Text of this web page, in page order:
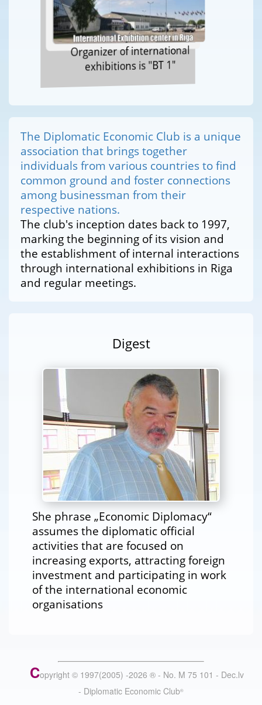
Organizer of international
exhibitions is "BT 1"
The Diplomatic Economic Club is a unique
association that brings together
individuals from various countries to find
common ground and foster connections
among businessman from their
respective nations.
The club's inception dates back to 1997,
marking the beginning of its vision and
the establishment of internal interactions
through international exhibitions in Riga
and regular meetings.
Digest
She phrase „Economic Diplomacy“
assumes the diplomatic official
activities that are focused on
increasing exports, attracting foreign
investment and participating in work
of the international economic
organisations
Copyright © 1997(2005) -2026 ® - No. M 75 101 - Dec.lv
- Diplomatic Economic Club®